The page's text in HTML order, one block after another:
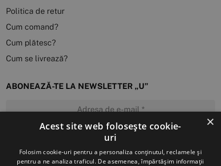
Politica de retur
Cum comand?
Cum plătesc?
Cum se livrează?
ABONEAZĂ-TE LA NEWSLETTER „U”
MĂ ABONEZ
×
Acest site web folosește cookie-
uri
Folosim cookie-uri pentru a personaliza conținutul, reclamele și
pentru a ne analiza traficul. De asemenea, împărtășim informații